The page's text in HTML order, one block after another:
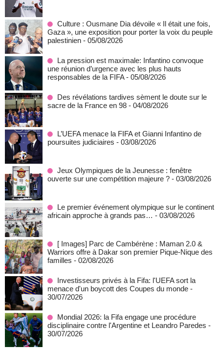
Culture : Ousmane Dia dévoile « Il était une fois,
Gaza », une exposition pour porter la voix du peuple
palestinien - 05/08/2026
La pression est maximale: Infantino convoque
une réunion d’urgence avec les plus hauts
responsables de la FIFA - 05/08/2026
Des révélations tardives sèment le doute sur le
sacre de la France en 98 - 04/08/2026
L’UEFA menace la FIFA et Gianni Infantino de
poursuites judiciaires - 03/08/2026
Jeux Olympiques de la Jeunesse : fenêtre
ouverte sur une compétition majeure ? - 03/08/2026
Le premier événement olympique sur le continent
africain approche à grands pas… - 03/08/2026
[ Images] Parc de Cambérène : Maman 2.0 &
Warriors offre à Dakar son premier Pique-Nique des
familles - 02/08/2026
Investisseurs privés à la Fifa: l'UEFA sort la
menace d'un boycott des Coupes du monde -
30/07/2026
Mondial 2026: la Fifa engage une procédure
disciplinaire contre l'Argentine et Leandro Paredes -
30/07/2026